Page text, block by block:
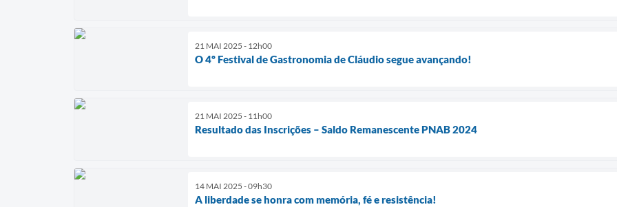
21 MAI 2025 - 12h00
O 4º Festival de Gastronomia de Cláudio segue avançando!
21 MAI 2025 - 11h00
Resultado das Inscrições – Saldo Remanescente PNAB 2024
14 MAI 2025 - 09h30
A liberdade se honra com memória, fé e resistência!